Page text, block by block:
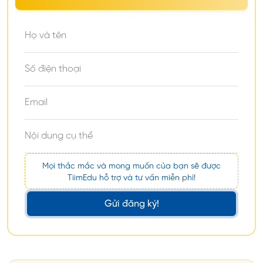
Swinburne
University of
University of
New England
5.5, Viết: 5.5
University of
Newcastle
6.0, Viết: 6.0
University of
South
Australia
6.0 Viết 6.0, Đọc 6.0
Southern
Queensland
6.0
Nghe: 5.5, Nói: 5.5, Đọc:
Mọi thắc mắc và mong muốn của bạn sẽ được
TiimEdu hỗ trợ và tư vấn miễn phí!
Gửi đăng ký!